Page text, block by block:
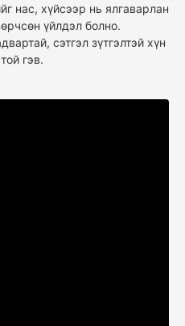
нас, хүйсээр нь ялгаварлан
үйлдэл болно.
сэтгэл зүтгэлтэй хүн
гэв.